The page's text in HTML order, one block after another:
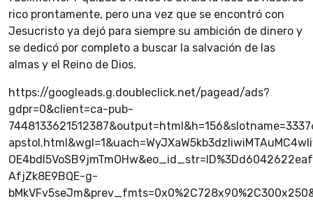
rico prontamente, pero una vez que se encontró con
Jesucristo ya dejó para siempre su ambición de dinero y
se dedicó por completo a buscar la salvación de las
almas y el Reino de Dios.
https://googleads.g.doubleclick.net/pagead/ads?
gdpr=0&client=ca-pub-
AfjZk8E9BQE-g-